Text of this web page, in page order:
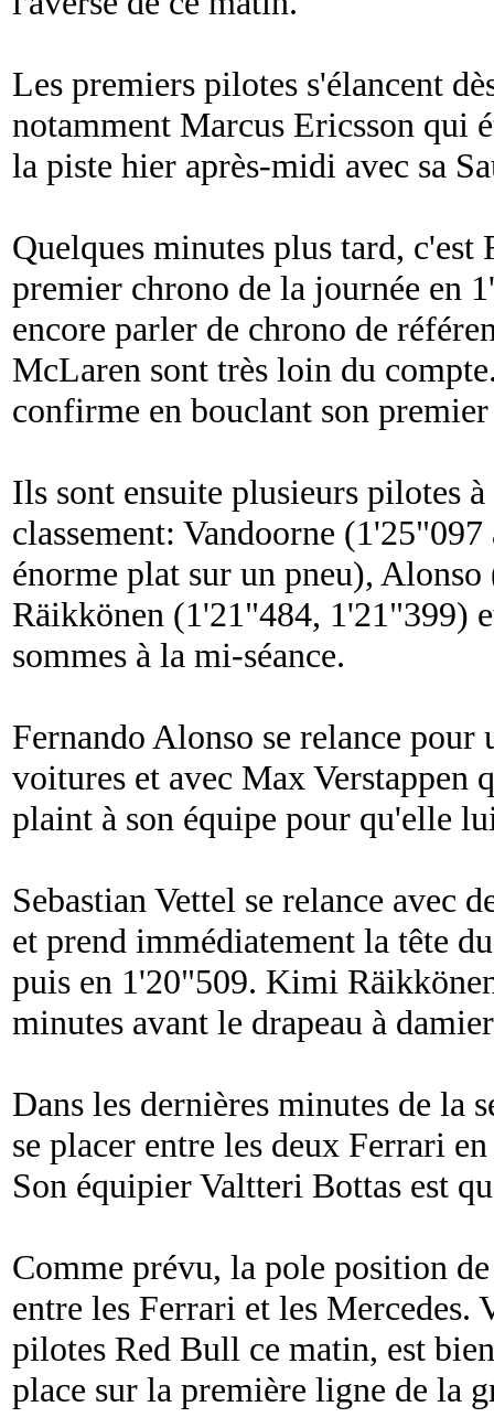
Les premiers pilotes s'élancent
notamment Marcus Ericsson qui
la piste hier après-midi avec sa
Quelques minutes plus tard,
premier chrono de la journée en
encore parler de chrono de
McLaren sont très loin du
confirme en bouclant son
Ils sont ensuite plusieurs pilotes
classement: Vandoorne
énorme plat sur un pneu),
Räikkönen (1'21"484, 1'21"399)
sommes à la mi-séance.
Fernando Alonso se relance
voitures et avec Max Verstappen
plaint à son équipe pour qu'elle
Sebastian Vettel se relance avec
et prend immédiatement la tête
puis en 1'20"509. Kimi
minutes avant le drapeau à
Dans les dernières minutes de la
se placer entre les deux Ferrari
Son équipier Valtteri Bottas est
Comme prévu, la pole position
entre les Ferrari et les Mercedes.
pilotes Red Bull ce matin, est
place sur la première ligne de la